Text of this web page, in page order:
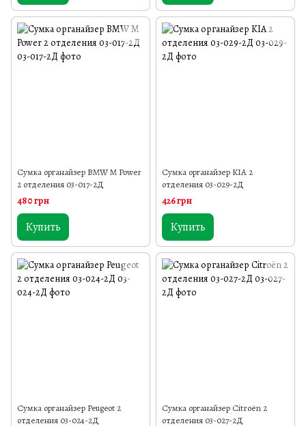
Сумка органайзер BMW M Power
2 отделения 03-017-2Д
480 грн
Купить
Сумка органайзер KIA 2
отделения 03-029-2Д
426 грн
Купить
Сумка органайзер Peugeot 2
отделения 03-024-2Д
Сумка органайзер Citroёn 2
отделения 03-027-2Д